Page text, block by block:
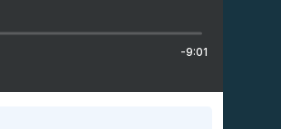
-9:01